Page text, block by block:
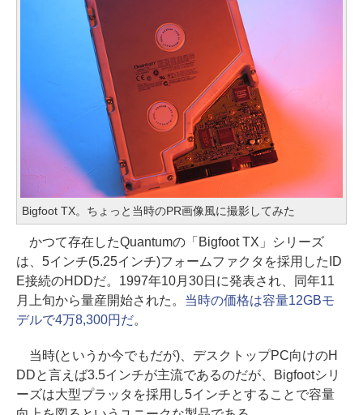
Bigfoot TX。ちょっと当時のPR画像風に撮影してみた
かつて存在したQuantumの「Bigfoot TX」シリーズ
は、5インチ(5.25インチ)フォームファクタを採用したID
E接続のHDDだ。1997年10月30日に発表され、同年11
月上旬から量産開始された。 当時の価格は容量12GBモ
デルで4万8,300円だ。
当時(というか今でもだが)、デスクトップPC向けのH
DDと言えば3.5インチが主流であるのだが、Bigfootシリ
ーズは大型プラッタを採用し5インチとすることで容量